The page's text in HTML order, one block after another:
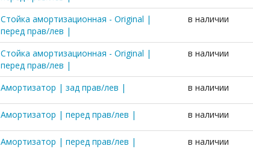
Стойка амортизационная - Original |
перед прав/лев |
в наличии
Стойка амортизационная - Original |
перед прав/лев |
в наличии
Амортизатор | зад прав/лев | в наличии
Амортизатор | перед прав/лев | в наличии
Амортизатор | перед прав/лев | в наличии